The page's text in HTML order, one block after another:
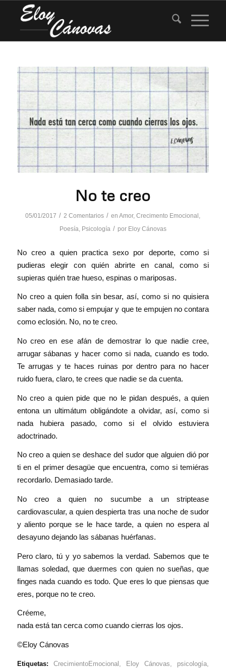
No te creo
05/01/2017 / 2 Comentarios / enAmor,Crecimento Emocional,
Poesía, Psicología / por Eloy Cánovas
No creo a quien practica sexo por deporte, como si
pudieras elegir con quién abrirte en canal, como si
supieras quién trae hueso, espinas o mariposas.
No creo a quien folla sin besar, así, como si no quisiera
saber nada, como si empujar y que te empujen no contara
como eclosión. No, no te creo.
No creo en ese afán de demostrar lo que nadie cree,
arrugar sábanas y hacer como si nada, cuando es todo.
Te arrugas y te haces ruinas por dentro para no hacer
ruido fuera, claro, te crees que nadie se da cuenta.
No creo a quien pide que no le pidan después, a quien
entona un ultimátum obligándote a olvidar, así, como si
nada hubiera pasado, como si el olvido estuviera
adoctrinado.
No creo a quien se deshace del sudor que alguien dió por
ti en el primer desagüe que encuentra, como si temiéras
recordarlo. Demasiado tarde.
No creo a quien no sucumbe a un striptease
cardiovascular, a quien despierta tras una noche de sudor
y aliento porque se le hace tarde, a quien no espera al
desayuno dejando las sábanas huérfanas.
Pero claro, tú y yo sabemos la verdad. Sabemos que te
llamas soledad, que duermes con quien no sueñas, que
finges nada cuando es todo. Que eres lo que piensas que
eres, porque no te creo.
Créeme,
nada está tan cerca como cuando cierras los ojos.
©Eloy Cánovas
Etiquetas: CrecimientoEmocional Eloy Cánovas psicología